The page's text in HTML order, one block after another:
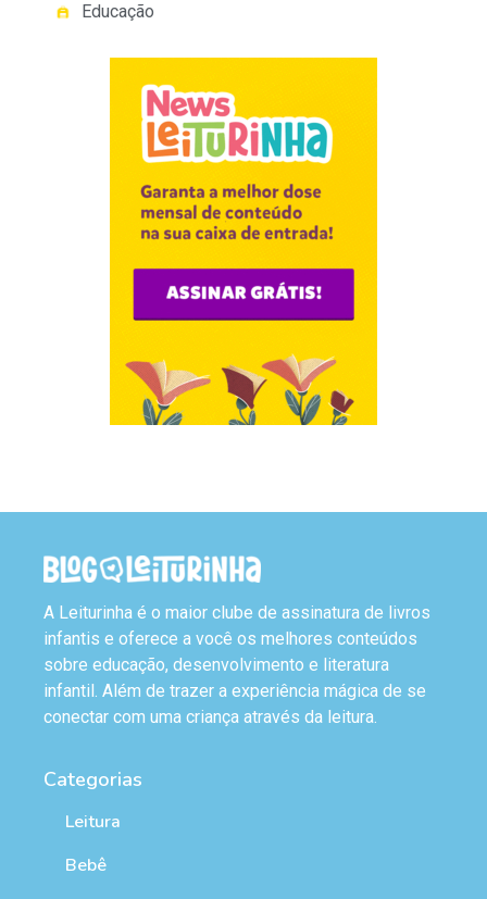
Educação
A Leiturinha é o maior clube de assinatura de livros
infantis e oferece a você os melhores conteúdos
sobre educação, desenvolvimento e literatura
infantil. Além de trazer a experiência mágica de se
conectar com uma criança através da leitura.
Categorias
Leitura
Bebê